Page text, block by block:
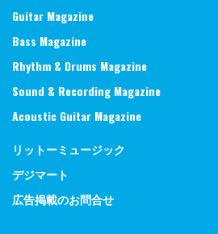
Guitar Magazine
Bass Magazine
Rhythm & Drums Magazine
Sound & Recording Magazine
Acoustic Guitar Magazine
リットーミュージック
デジマート
広告掲載のお問合せ